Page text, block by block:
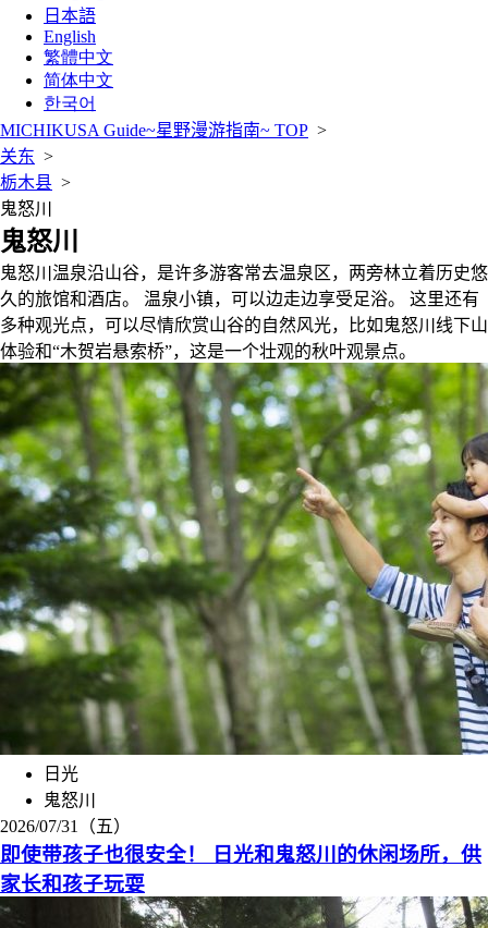
日本語
English
繁體中文
简体中文
한국어
MICHIKUSA Guide~星野漫游指南~ TOP >
关东 >
栃木县 >
鬼怒川
鬼怒川
鬼怒川温泉沿山谷，是许多游客常去温泉区，两旁林立着历史悠
久的旅馆和酒店。 温泉小镇，可以边走边享受足浴。 这里还有
多种观光点，可以尽情欣赏山谷的自然风光，比如鬼怒川线下山
体验和“木贺岩悬索桥”，这是一个壮观的秋叶观景点。
日光
鬼怒川
2026/07/31（五）
即使带孩子也很安全！ 日光和鬼怒川的休闲场所，供
家长和孩子玩耍